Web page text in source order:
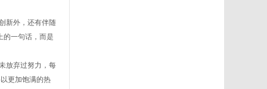
新外，还有伴随
的一句话，而是
放弃过努力，每
更加饱满的热